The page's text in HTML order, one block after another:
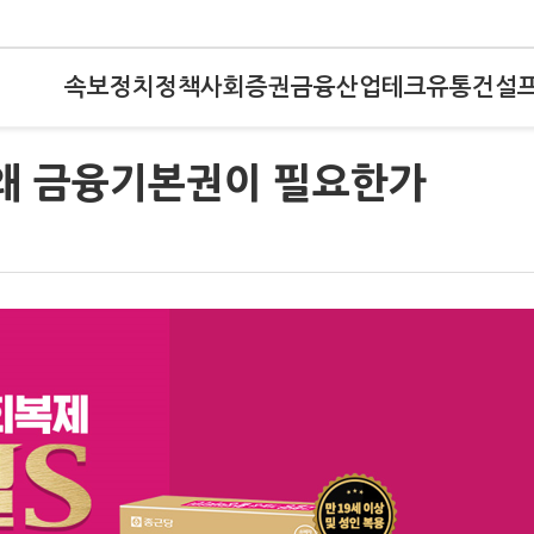
속보정치 정책사회 증권금융산업테크유통건설
금융기본권이 필요한가